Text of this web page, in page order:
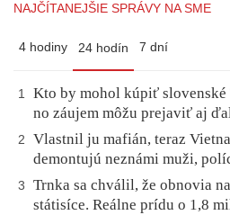
NAJČÍTANEJŠIE SPRÁVY NA SME
4 hodiny 24 hodín 7 dní
1
Kto by mohol kúpiť slovenské
no záujem môžu prejaviť aj
2
Vlastnil ju mafián, teraz
demontujú neznámi muži,
3
Trnka sa chválil, že obnovia
státisíce. Reálne prídu o 1,8